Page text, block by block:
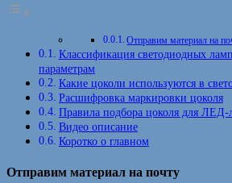
Отправим материал на
Классификация светодиодных
параметрам
Какие цоколи используются в
Расшифровка маркировки цоколя
Правила подбора цоколя для ЛЕД-
Видео описание
Коротко о главном
Отправим материал на почту